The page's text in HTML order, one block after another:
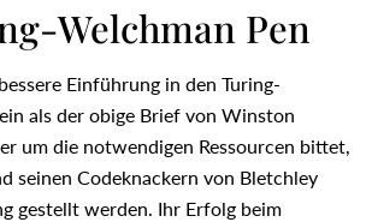
Welchman Pen
Einführung in den Turing-
als der obige Brief von Winston
um die notwendigen Ressourcen bittet,
seinen Codeknackern von Bletchley
gestellt werden. Ihr Erfolg beim